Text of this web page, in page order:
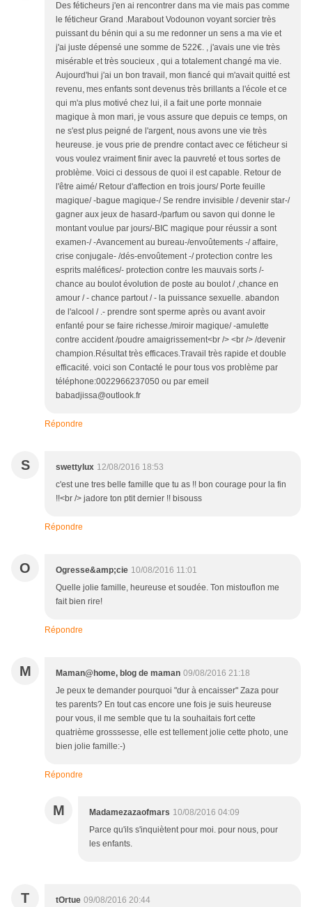
Des féticheurs j'en ai rencontrer dans ma vie mais pas comme
le féticheur Grand .Marabout Vodounon voyant sorcier très
puissant du bénin qui a su me redonner un sens a ma vie et
j'ai juste dépensé une somme de 522€. , j'avais une vie très
misérable et très soucieux , qui a totalement changé ma vie.
Aujourd'hui j'ai un bon travail, mon fiancé qui m'avait quitté est
revenu, mes enfants sont devenus très brillants a l'école et ce
qui m'a plus motivé chez lui, il a fait une porte monnaie
magique à mon mari, je vous assure que depuis ce temps, on
ne s'est plus peigné de l'argent, nous avons une vie très
heureuse. je vous prie de prendre contact avec ce féticheur si
vous voulez vraiment finir avec la pauvreté et tous sortes de
problème. Voici ci dessous de quoi il est capable. Retour de
l'être aimé/ Retour d'affection en trois jours/ Porte feuille
magique/ -bague magique-/ Se rendre invisible / devenir star-/
gagner aux jeux de hasard-/parfum ou savon qui donne le
montant voulue par jours/-BIC magique pour réussir a sont
examen-/ -Avancement au bureau-/envoûtements -/ affaire,
crise conjugale- /dés-envoûtement -/ protection contre les
esprits maléfices/- protection contre les mauvais sorts /-
chance au boulot évolution de poste au boulot / ,chance en
amour / - chance partout / - la puissance sexuelle. abandon
de l'alcool / .- prendre sont sperme après ou avant avoir
enfanté pour se faire richesse./miroir magique/ -amulette
contre accident /poudre amaigrissement<br /> <br /> /devenir
champion.Résultat très efficaces.Travail très rapide et double
efficacité. voici son Contacté le pour tous vos problème par
téléphone:0022966237050 ou par emeil
babadjissa@outlook.fr
Répondre
S swettylux 12/08/2016 18:53
c'est une tres belle famille que tu as !! bon courage pour la fin
!!<br /> jadore ton ptit dernier !! bisouss
Répondre
O Ogresse&amp;cie 10/08/2016 11:01
Quelle jolie famille, heureuse et soudée. Ton mistouflon me
fait bien rire!
Répondre
M Maman@home, blog de maman 09/08/2016 21:18
Je peux te demander pourquoi "dur à encaisser" Zaza pour
tes parents? En tout cas encore une fois je suis heureuse
pour vous, il me semble que tu la souhaitais fort cette
quatrième grosssesse, elle est tellement jolie cette photo, une
bien jolie famille:-)
Répondre
M Madamezazaofmars 10/08/2016 04:09
Parce qu'ils s'inquiètent pour moi. pour nous, pour
les enfants.
T tOrtue 09/08/2016 20:44